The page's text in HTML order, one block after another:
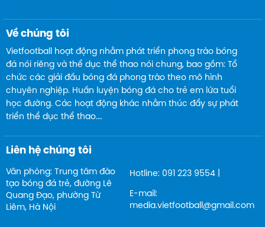
Về chúng tôi
Vietfootball hoạt động nhằm phát triển phong trào bóng
đá nói riêng và thể dục thể thao nói chung, bao gồm: Tổ
chức các giải đấu bóng đá phong trào theo mô hình
chuyên nghiệp. Huấn luyện bóng đá cho trẻ em lứa tuổi
học đường. Các hoạt động khác nhằm thúc đẩy sự phát
triển thể dục thể thao….
Liên hệ chúng tôi
Văn phòng: Trung tâm đào
tạo bóng đá trẻ, đường Lê
Quang Đạo, phường Từ
Liêm, Hà Nội
Hotline: 091 223 9554 |
E-mail:
media.vietfootball@gmail.com